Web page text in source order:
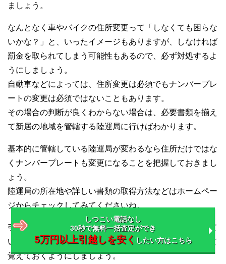
ましょう。
なんとなく車やバイクの住所変更って「しなくても困らな
いかな？」と、いったイメージもありますが、しなければ
罰金を取られてしまう可能性もあるので、必ず対処するよ
うにしましょう。
自動車などによっては、住所変更は必須でもナンバープレ
ートの変更は必須ではないこともあります。
その場合の判断が良くわからない場合は、必要書類を揃え
て新居の地域を管轄する陸運局に行けばわかります。
基本的に管轄している陸運局が変わるなら住所だけではな
くナンバープレートも変更になることを把握しておきまし
ょう。
陸運局の所在地や詳しい書類の取得方法などはホームペー
ジからチェックしてみてくださいね。
引越しの手続きには色々ありますが、車やバイクを持って
いる方はこちらについても忘れずに手続きすることとして
覚えておくようにしましょう。
しつこい電話なし
30秒で無料一括査定ができ
5万円以上引越しを安く したい方はこちら